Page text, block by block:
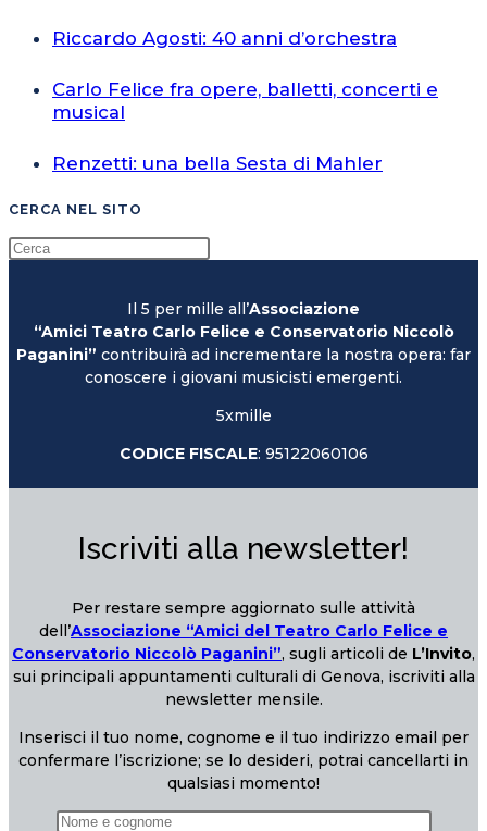
Riccardo Agosti: 40 anni d’orchestra
Carlo Felice fra opere, balletti, concerti e
musical
Renzetti: una bella Sesta di Mahler
CERCA NEL SITO
Il 5 per mille all’Associazione
“Amici Teatro Carlo Felice e Conservatorio Niccolò
Paganini” contribuirà ad incrementare la nostra opera: far
conoscere i giovani musicisti emergenti.
5xmille
CODICE FISCALE: 95122060106
Iscriviti alla newsletter!
Per restare sempre aggiornato sulle attività
dell’Associazione “Amici del Teatro Carlo Felice e
Conservatorio Niccolò Paganini”, sugli articoli de L’Invito,
sui principali appuntamenti culturali di Genova, iscriviti alla
newsletter mensile.
Inserisci il tuo nome, cognome e il tuo indirizzo email per
confermare l’iscrizione; se lo desideri, potrai cancellarti in
qualsiasi momento!